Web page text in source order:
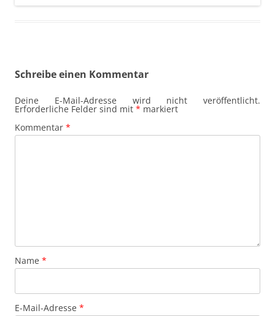
Schreibe einen Kommentar
Deine E-Mail-Adresse wird nicht veröffentlicht.
Erforderliche Felder sind mit * markiert
Kommentar *
Name *
E-Mail-Adresse *